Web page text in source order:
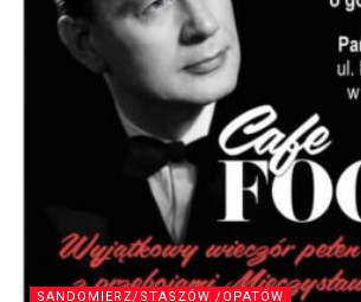
SANDOMIERZ/STASZÓW /OPATÓW